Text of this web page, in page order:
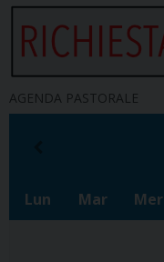
AGENDA PASTORALE
Lun Mar Mer